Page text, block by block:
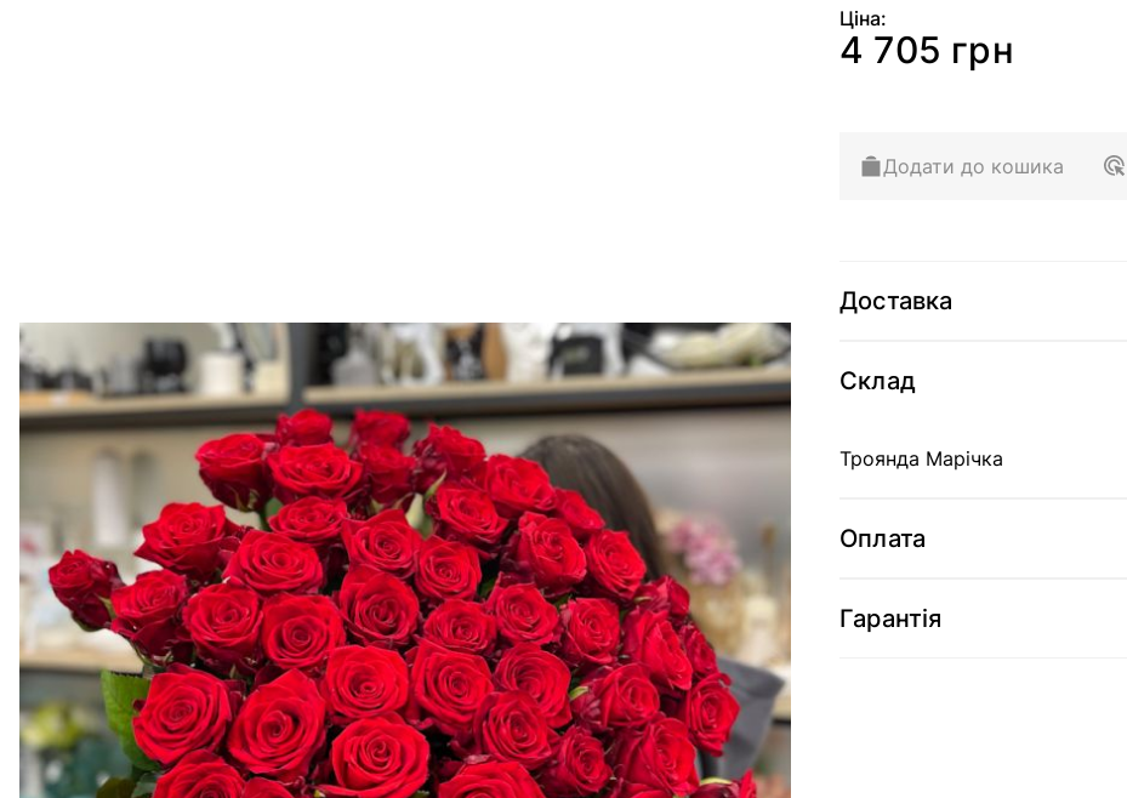
Ціна:
4 705 грн
Додати до кошика
Доставка
Склад
Троянда Марічка
Оплата
Гарантія
Додати до букету